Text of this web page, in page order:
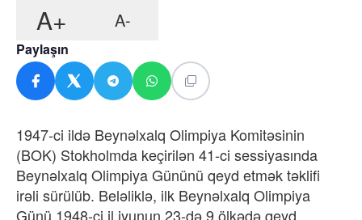
A+ A-
Paylaşın
1947-ci ildə Beynəlxalq Olimpiya Komitəsinin
(BOK) Stokholmda keçirilən 41-ci sessiyasında
Beynəlxalq Olimpiya Gününü qeyd etmək təklifi
irəli sürülüb. Beləliklə, ilk Beynəlxalq Olimpiya
Günü 1948-ci il iyunun 23-də 9 ölkədə qeyd